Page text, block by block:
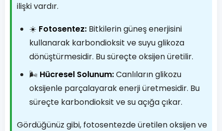
ilişki vardır.
☀️ Fotosentez: Bitkilerin güneş enerjisini
kullanarak karbondioksit ve suyu glikoza
dönüştürmesidir. Bu süreçte oksijen üretilir.
🌬️ Hücresel Solunum:Canlıların glikozu
oksijenle parçalayarak enerji üretmesidir. Bu
süreçte karbondioksit ve su açığa çıkar.
Gördüğünüz gibi, fotosentezde üretilen oksijen ve